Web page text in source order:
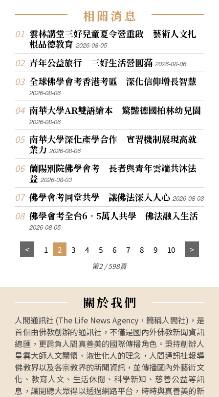
相關消息
雲林講堂三好兒童夏令營重啟 藝術人文扎
根品德教育2026-08-05
青年公益旅行 三好生活營圓滿2026-08-06
全球佛學會考香港考區 深化信仰增長智慧
2026-08-06
南華大學AR雙語繪本 驚豔德國柏林幼兒園
2026-08-06
南華大學深化產學合作 實習機制展現高就
業力2026-08-06
蘭陽別院佛學會考 長者與青年雲端共沐法
益2026-08-03
佛學會考同堂共學 讓佛法深入人心2026-08-03
佛學會考全台6‧5萬人共學 佛法融入生活
2026-08-05
1 2 3 4 5 6 7 8 9 10
第2 / 598頁
關於我們
人間通訊社 (The Life News Agency，簡稱人間社)，是
首個由佛教創辦的通訊社，不僅是國內外佛教新聞資訊
總匯，更肩負人間真善美的國際傳播角色。秉持創辦人
星雲大師人文關懷、淑世化人的理念，人間通訊社報導
佛教界以及各宗教界的新聞資訊，並傳播國內外藝術文
化、教育人文、生活休閒、科學新知、慈善公益等訊
息，讓閱聽大眾得以透過網路平台，時時與真善美的新